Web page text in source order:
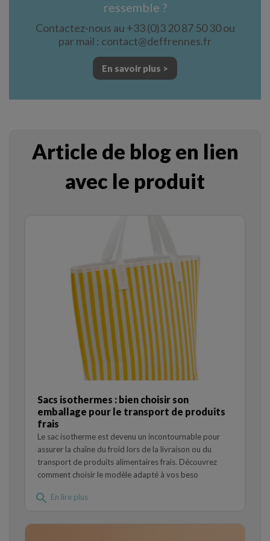
ressemble ?
Contactez-nous au +33 (0)3 20 87 50 30 ou
par mail : contact@deffrennes.fr
En savoir plus >
Article de blog en lien
avec le produit
Sacs isothermes : bien choisir son
emballage pour le transport de produits
frais
Le sac isotherme est devenu un incontournable pour
assurer la chaîne du froid lors de la livraison ou du
transport de produits alimentaires frais. Découvrez
comment choisir le modèle adapté à vos beso
search En lire plus